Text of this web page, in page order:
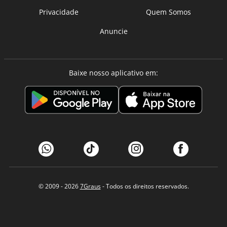
Privacidade
Quem Somos
Anuncie
Baixe nosso aplicativo em:
© 2009 - 20267Graus- Todos os direitos reservados.